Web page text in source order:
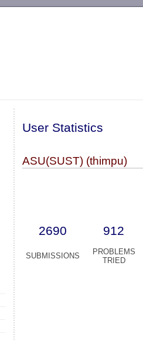
User Statistics
ASU(SUST) (thimpu)
2690 912
SUBMISSIONS
PROBLEMS
TRIED